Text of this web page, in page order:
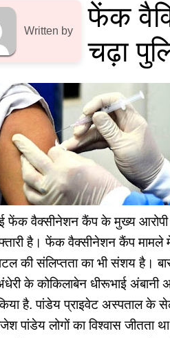
Written by
फेंक
चढ़ा
फेंक वैक्सीनेशन कैंप के मुख्य आरोपी
है। फेंक वैक्सीनेशन कैंप
की संलिप्तता का भी संशय है।
के कोकिलाबेन धीरूभाई अंबानी
किया है. पांडेय प्राइवेट अस्पताल
पांडेय लोगों का विश्वास